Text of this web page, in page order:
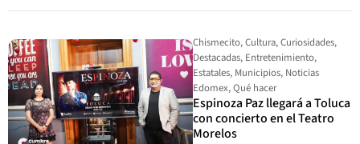
Chismecito,Cultura,Curiosidades,
Destacadas, Entretenimiento,
Estatales, Municipios, Noticias
Edomex,Qué hacer
Espinoza Paz llegará a Toluca
con concierto en el Teatro
Morelos